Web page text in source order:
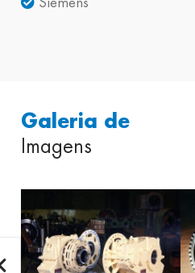
Galeria de
Imagens